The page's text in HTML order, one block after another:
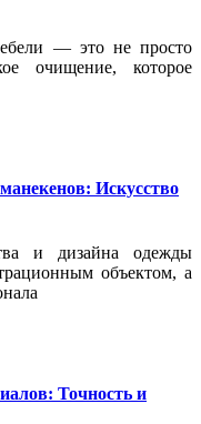
— это не просто
очищение, которое
Искусство
и дизайна одежды
объектом, а
Точность и